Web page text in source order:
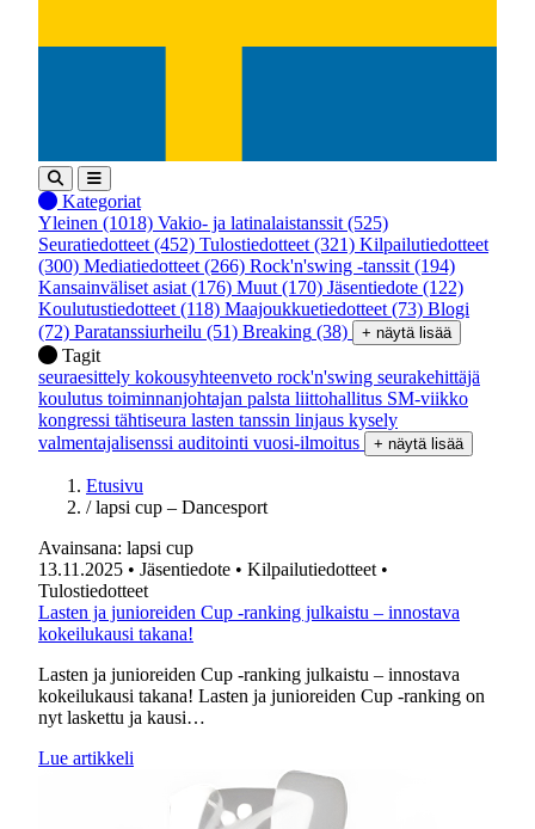
Kategoriat
Yleinen (1018) Vakio- ja latinalaistanssit (525)
Seuratiedotteet (452) Tulostiedotteet (321) Kilpailutiedotteet
(300) Mediatiedotteet (266) Rock'n'swing -tanssit (194)
Kansainväliset asiat (176) Muut (170) Jäsentiedote (122)
Koulutustiedotteet (118) Maajoukkuetiedotteet (73) Blogi
(72) Paratanssiurheilu (51) Breaking (38) + näytä lisää
Tagit
seuraesittely kokousyhteenveto rock'n'swing seurakehittäjä
koulutus toiminnanjohtajan palsta liittohallitus SM-viikko
kongressi tähtiseura lasten tanssin linjaus kysely
valmentajalisenssi auditointi vuosi-ilmoitus + näytä lisää
Etusivu
/ lapsi cup – Dancesport
Avainsana: lapsi cup
13.11.2025 • Jäsentiedote • Kilpailutiedotteet •
Tulostiedotteet
Lasten ja junioreiden Cup -ranking julkaistu – innostava
kokeilukausi takana!
Lasten ja junioreiden Cup -ranking julkaistu – innostava
kokeilukausi takana! Lasten ja junioreiden Cup -ranking on
nyt laskettu ja kausi…
Lue artikkeli